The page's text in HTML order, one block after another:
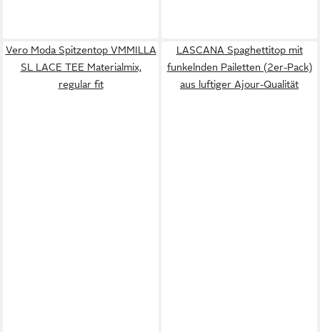
Vero Moda Spitzentop VMMILLA
SL LACE TEE Materialmix,
regular fit
LASCANA Spaghettitop mit
funkelnden Pailetten (2er-Pack)
aus luftiger Ajour-Qualität